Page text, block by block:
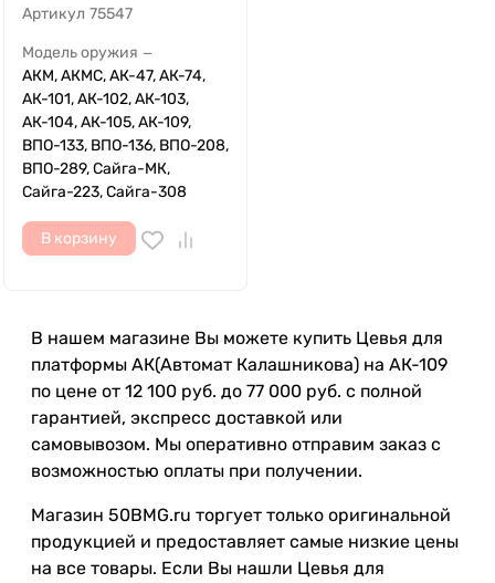
Артикул 75547
Модель оружия —
АКМ, АКМС, АК-47, АК-74,
АК-101, АК-102, АК-103,
АК-104, АК-105, АК-109,
ВПО-133, ВПО-136, ВПО-208,
ВПО-289, Сайга-МК,
Сайга-223, Сайга-308
В корзину
В нашем магазине Вы можете купить Цевья для
платформы АК(Автомат Калашникова) на АК-109
по цене от 12 100 руб. до 77 000 руб. с полной
гарантией, экспресс доставкой или
самовывозом. Мы оперативно отправим заказ с
возможностью оплаты при получении.
Магазин 50BMG.ru торгует только оригинальной
продукцией и предоставляет самые низкие цены
на все товары. Если Вы нашли Цевья для